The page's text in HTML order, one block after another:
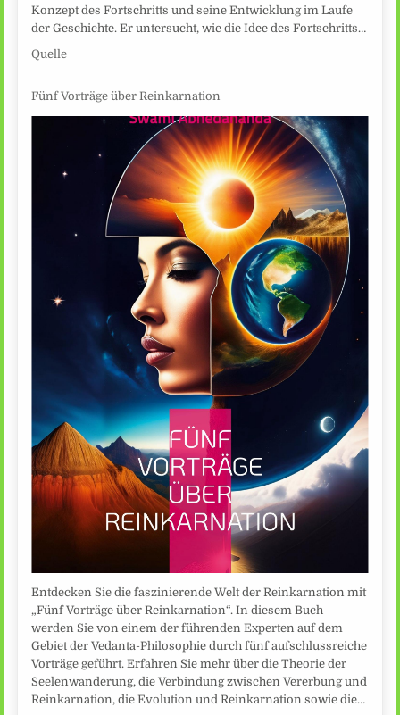
Konzept des Fortschritts und seine Entwicklung im Laufe
der Geschichte. Er untersucht, wie die Idee des Fortschritts…
Quelle
Fünf Vorträge über Reinkarnation
Entdecken Sie die faszinierende Welt der Reinkarnation mit
„Fünf Vorträge über Reinkarnation“. In diesem Buch
werden Sie von einem der führenden Experten auf dem
Gebiet der Vedanta-Philosophie durch fünf aufschlussreiche
Vorträge geführt. Erfahren Sie mehr über die Theorie der
Seelenwanderung, die Verbindung zwischen Vererbung und
Reinkarnation, die Evolution und Reinkarnation sowie die…